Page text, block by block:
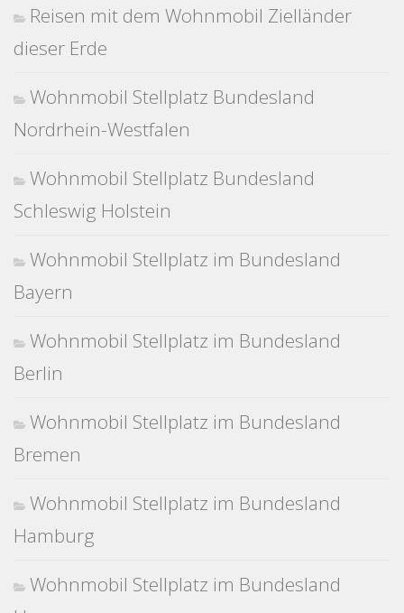
Reisen mit dem Wohnmobil Zielländer
dieser Erde
Wohnmobil Stellplatz Bundesland
Nordrhein-Westfalen
Wohnmobil Stellplatz Bundesland
Schleswig Holstein
Wohnmobil Stellplatz im Bundesland
Bayern
Wohnmobil Stellplatz im Bundesland
Berlin
Wohnmobil Stellplatz im Bundesland
Bremen
Wohnmobil Stellplatz im Bundesland
Hamburg
Wohnmobil Stellplatz im Bundesland